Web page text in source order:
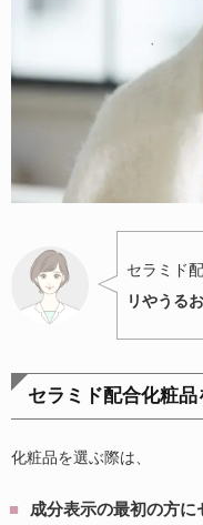
セラミド
リやうる
セラミド配合化粧品
化粧品を選ぶ際は、
成分表示の最初の方